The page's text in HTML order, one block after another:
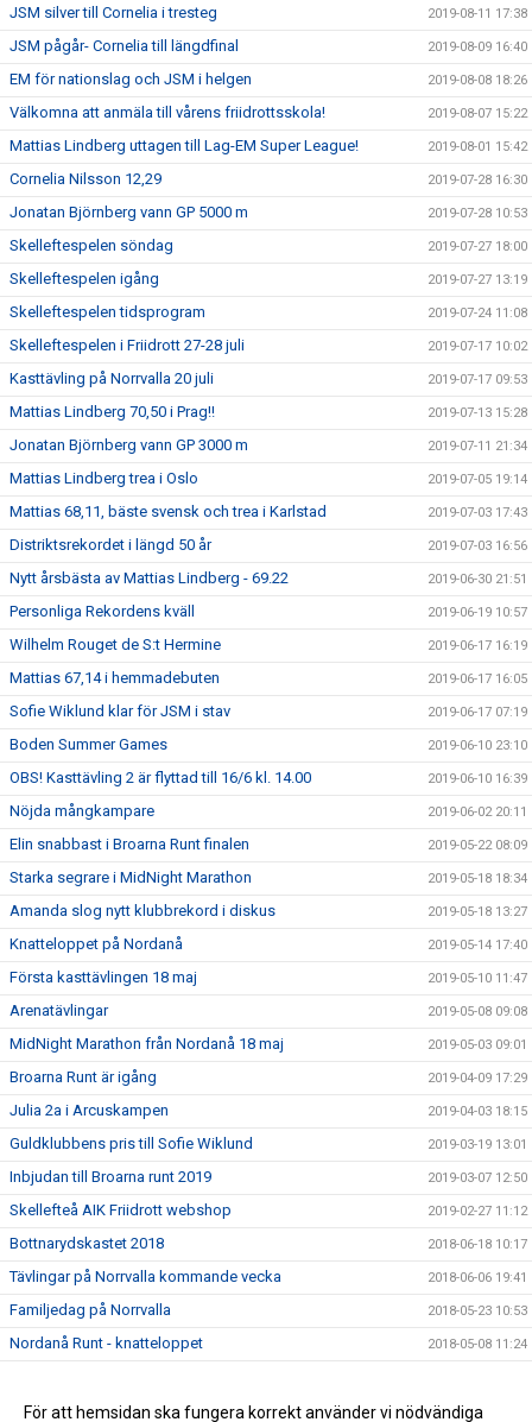
JSM silver till Cornelia i tresteg 2019-08-11 17:38
JSM pågår- Cornelia till längdfinal 2019-08-09 16:40
EM för nationslag och JSM i helgen 2019-08-08 18:26
Välkomna att anmäla till vårens friidrottsskola! 2019-08-07 15:22
Mattias Lindberg uttagen till Lag-EM Super League! 2019-08-01 15:42
Cornelia Nilsson 12,29 2019-07-28 16:30
Jonatan Björnberg vann GP 5000 m 2019-07-28 10:53
Skelleftespelen söndag 2019-07-27 18:00
Skelleftespelen igång 2019-07-27 13:19
Skelleftespelen tidsprogram 2019-07-24 11:08
Skelleftespelen i Friidrott 27-28 juli 2019-07-17 10:02
Kasttävling på Norrvalla 20 juli 2019-07-17 09:53
Mattias Lindberg 70,50 i Prag!! 2019-07-13 15:28
Jonatan Björnberg vann GP 3000 m 2019-07-11 21:34
Mattias Lindberg trea i Oslo 2019-07-05 19:14
Mattias 68,11, bäste svensk och trea i Karlstad 2019-07-03 17:43
Distriktsrekordet i längd 50 år 2019-07-03 16:56
Nytt årsbästa av Mattias Lindberg - 69.22 2019-06-30 21:51
Personliga Rekordens kväll 2019-06-19 10:57
Wilhelm Rouget de S:t Hermine 2019-06-17 16:19
Mattias 67,14 i hemmadebuten 2019-06-17 16:05
Sofie Wiklund klar för JSM i stav 2019-06-17 07:19
Boden Summer Games 2019-06-10 23:10
OBS! Kasttävling 2 är flyttad till 16/6 kl. 14.00 2019-06-10 16:39
Nöjda mångkampare 2019-06-02 20:11
Elin snabbast i Broarna Runt finalen 2019-05-22 08:09
Starka segrare i MidNight Marathon 2019-05-18 18:34
Amanda slog nytt klubbrekord i diskus 2019-05-18 13:27
Knatteloppet på Nordanå 2019-05-14 17:40
Första kasttävlingen 18 maj 2019-05-10 11:47
Arenatävlingar 2019-05-08 09:08
MidNight Marathon från Nordanå 18 maj 2019-05-03 09:01
Broarna Runt är igång 2019-04-09 17:29
Julia 2a i Arcuskampen 2019-04-03 18:15
Guldklubbens pris till Sofie Wiklund 2019-03-19 13:01
Inbjudan till Broarna runt 2019 2019-03-07 12:50
Skellefteå AIK Friidrott webshop 2019-02-27 11:12
Bottnarydskastet 2018 2018-06-18 10:17
Tävlingar på Norrvalla kommande vecka 2018-06-06 19:41
Familjedag på Norrvalla 2018-05-23 10:53
Nordanå Runt - knatteloppet 2018-05-08 11:24
Nybörjarträning i vår 2018-02-19 12:00
För att hemsidan ska fungera korrekt använder vi nödvändiga